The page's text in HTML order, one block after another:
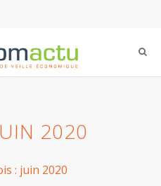
2020
: juin 2020